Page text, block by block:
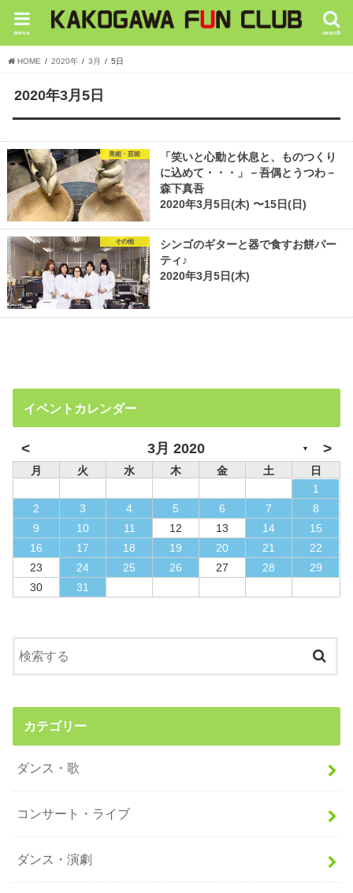
search
menu
HOME 2020年 3月 5日
2020年3月5日
美術・芸術
「笑いと心動と休息と、ものつくり
に込めて・・・」－吾偶とうつわ－
森下真吾
2020年3月5日(木) 〜15日(日)
その他
シンゴのギターと器で食すお餅パー
ティ♪
2020年3月5日(木)
イベントカレンダー
< 3月 2020 ▼ >
月 火 水 木 金 土
日
1
2
3 4 5 6 7
8
9
10 11 12 13 14
15
16
17 18 19 20 21
22
23
24 25 26 27 28
29
30
31
カテゴリー
ダンス・歌
コンサート・ライブ
ダンス・演劇